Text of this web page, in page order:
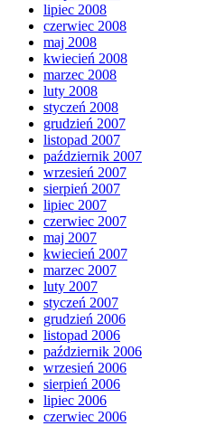
lipiec 2008
czerwiec 2008
maj 2008
kwiecień 2008
marzec 2008
luty 2008
styczeń 2008
grudzień 2007
listopad 2007
październik 2007
wrzesień 2007
sierpień 2007
lipiec 2007
czerwiec 2007
maj 2007
kwiecień 2007
marzec 2007
luty 2007
styczeń 2007
grudzień 2006
listopad 2006
październik 2006
wrzesień 2006
sierpień 2006
lipiec 2006
czerwiec 2006